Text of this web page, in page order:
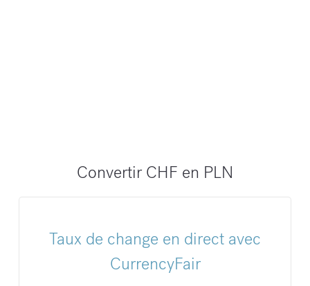
Convertir CHF en PLN
Taux de change en direct avec
CurrencyFair